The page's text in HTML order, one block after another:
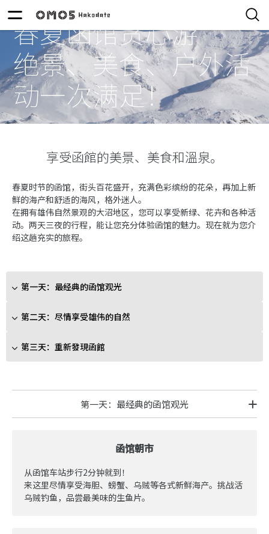
春夏函馆贪心游
绝景、美食、户外活
动一次满足！
享受函館的美景、美食和溫泉。
春夏时节的函馆，街头百花盛开，充满色彩缤纷的花朵，再加上新
鲜的海产和舒适的海风，格外迷人。
在拥有雄伟自然景观的大沼地区，您可以享受新绿、花卉和各种活
动。两天三夜的行程，能让您充分体验函馆的魅力。现在就为您介
绍这趟充实的旅程。
第一天：最经典的函馆观光
第二天：尽情享受雄伟的自然
第三天：重新發現函館
第一天：最经典的函馆观光
函馆朝市
从函馆车站步行2分钟就到！
来这里尽情享受海胆、螃蟹、乌贼等各式新鲜海产。挑战活
乌贼钓鱼，品尝最美味的生鱼片。